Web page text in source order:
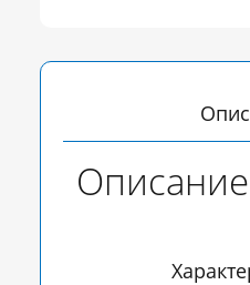
Описание